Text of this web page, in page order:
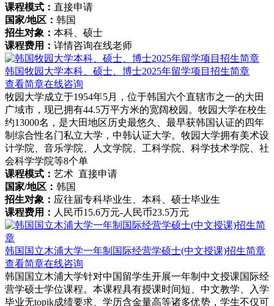
课程模式： 直接申请
国家/地区： 韩国
招生对象： 本科、硕士
课程费用： 详情咨询在线老师
韩国牧园大学本科、硕士、博士2025年留学项目招生简章
查看简章在线咨询
牧园大学成立于1954年5月，位于韩国六个直辖市之一的大田
广域市，现已拥有44.5万平方米的宽阔校园。牧园大学在校生
约13000名，是大田地区历史最悠久、最早获韩国认证的四年
制综合性名门私立大学，中韩认证大学。牧园大学拥有美术设
计学院、音乐学院、人文学院、工科学院、科学技术学院、社
会科学学院等8个单
课程模式： 艺术 直接申请
国家/地区： 韩国
招生对象： 应往届专科毕业生、本科、硕士毕业生
课程费用： 人民币15.6万元-人民币23.5万元
韩国国立木浦大学一年制国际经营学硕士(中文授课)招生简章
查看简章在线咨询
韩国国立木浦大学针对中国留学生开展一年制中文授课国际经
营学硕士学位课程。本课程具有授课时间短、中文教学、入学
毕业无topik成绩要求、学历含金量高等诸多优势，学生不仅可